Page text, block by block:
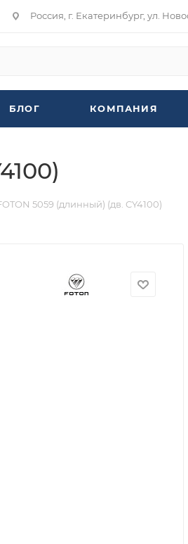
Россия, г. Екатеринбург, ул.
БЛОГ КОМПАНИЯ
5059 (длинный) (дв. CY4100)